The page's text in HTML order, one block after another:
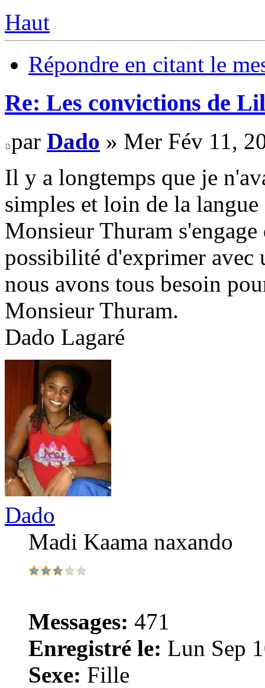
Haut
Répondre en citant le
Re: Les convictions de
par Dado » Mer Fév 11,
Il y a longtemps que je
simples et loin de la
Monsieur Thuram
possibilité d'exprimer avec
nous avons tous besoin
Monsieur Thuram.
Dado Lagaré
Dado
Madi Kaama naxando
Messages: 471
Enregistré le: Lun Sep
Sexe: Fille